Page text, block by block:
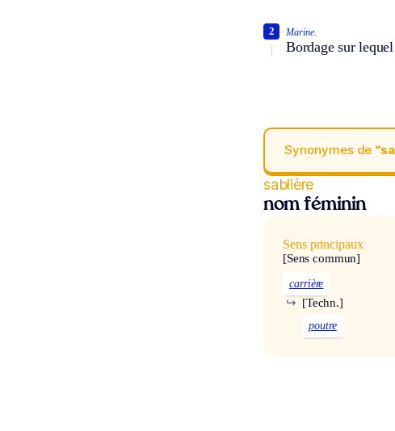
Marine.
Bordage sur
2
Synonymes de
sablière
nom féminin
Sens principaux
[Sens commun]
carrière
[Techn.]
↪
poutre